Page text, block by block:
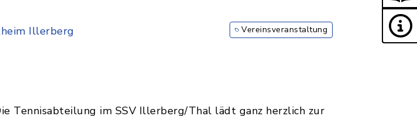
Illerberg Vereinsveranstaltung
Tennisabteilung im SSV Illerberg/Thal lädt ganz herzlich zur